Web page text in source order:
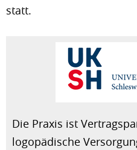
statt.
Die Praxis ist
logopädische